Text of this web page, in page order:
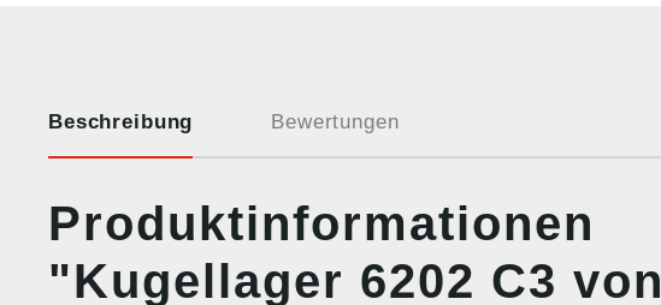
Beschreibung Bewertungen
Produktinformationen
"Kugellager 6202 C3 von